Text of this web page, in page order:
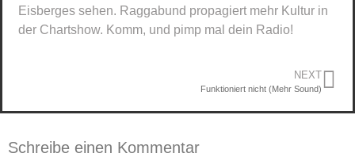
Eisberges sehen. Raggabund propagiert mehr Kultur in
der Chartshow. Komm, und pimp mal dein Radio!
NEXT
Funktioniert nicht (Mehr Sound)
Schreibe einen Kommentar